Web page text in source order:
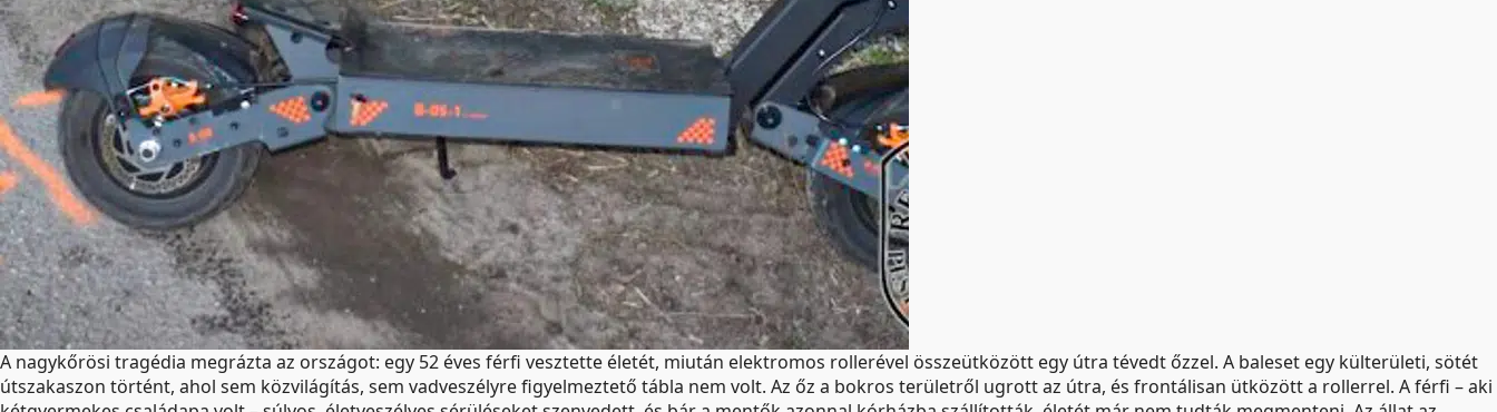
A nagykőrösi tragédia megrázta az országot: egy 52 éves férfi vesztette életét, miután elektromos rollerével összeütközött egy útra tévedt őzzel. A baleset egy külterületi, sötét
útszakaszon történt, ahol sem közvilágítás, sem vadveszélyre figyelmeztető tábla nem volt. Az őz a bokros területről ugrott az útra, és frontálisan ütközött a rollerrel. A férfi – aki